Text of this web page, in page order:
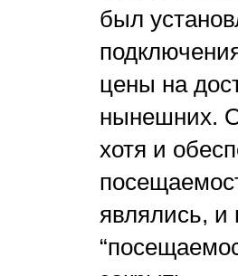
был
цены на
нынешних.
хотя и
являлись, и